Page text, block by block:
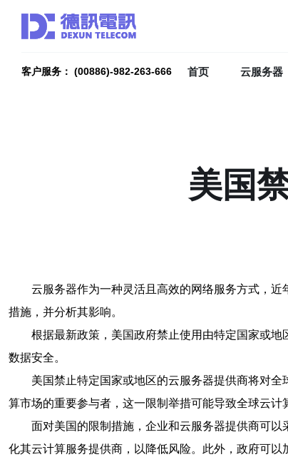
客户服务： (00886)-982-263-666 首页 云服务器
美国
云服务器作为一种灵活且高效的网络服务方式，
措施，并分析其影响。
根据最新政策，美国政府禁止使用由特定国家或
数据安全。
美国禁止特定国家或地区的云服务器提供商将对
算市场的重要参与者，这一限制举措可能导致全球云
面对美国的限制措施，企业和云服务器提供商可
化其云计算服务提供商，以降低风险。此外，政府可